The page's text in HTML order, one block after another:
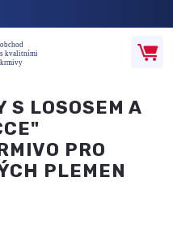
Hledat
S LOSOSEM A
PRO
PLEMEN